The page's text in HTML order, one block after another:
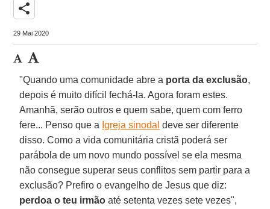
share
29 Mai 2020
"Quando uma comunidade abre a porta da exclusão,
depois é muito difícil fechá-la. Agora foram estes.
Amanhã, serão outros e quem sabe, quem com ferro
fere... Penso que a Igreja sinodal deve ser diferente
disso. Como a vida comunitária cristã poderá ser
parábola de um novo mundo possível se ela mesma
não consegue superar seus conflitos sem partir para a
exclusão? Prefiro o evangelho de Jesus que diz:
perdoa o teu irmão até setenta vezes sete vezes",